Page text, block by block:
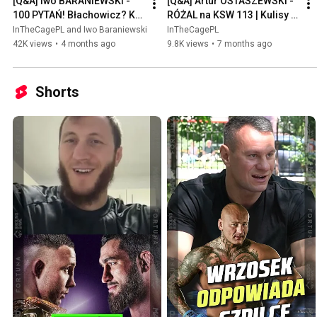
100 PYTAŃ! Błachowicz? Kto
następny? Doping? Ile
wyciska? Walka 3 na 3 🤣
InTheCagePL and Iwo Baraniewski
42K views • 4 months ago
RÓŻAL na KSW 113 | Kulisy
STRIFE | Kaczmarczyk vs
??? | Kulanki z WOJKIEM
InTheCagePL
9.8K views • 7 months ago
Shorts